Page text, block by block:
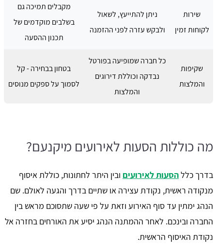
שירות
לקוחות זמין
ניתן להתייעץ, לשאול
ולבקש עזרה לפני ההזמנה
מקבלים תמיכה גם
בשלבים מוקדמים של
תכנון ההסעה
שקיפות
והמלצות
כל חברה שמופיעה בפורטל
נבדקה וכוללת דירוגים
והמלצות
בטחון בבחירה - קל
לסמוך על ספקים מנוסים
מה כוללות הסעות לאירועים מיקנעם?
בדרך כללהסעות לאירועים ובין היתר לחתונות, כוללת איסוף
מנקודה ראשית, נקודת עצירה או שתיים בדרך והגעה לאולם. שם
הנהג ימתין עד סוף האירוע וזאת על פי שעה שתסוכם מראש בין
החברה ובינכם. לאחר ההמתנה הנהג יסיע את האורחים בחזרה אל
נקודת האיסוף הראשית.